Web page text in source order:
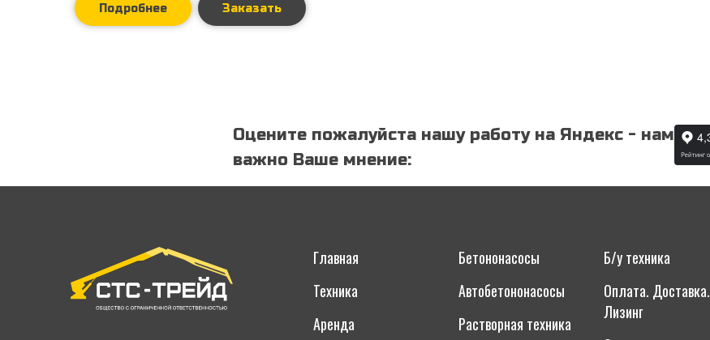
Подробнее Заказать
Оцените пожалуйста нашу работу на Яндекс - нам
важно Ваше мнение:
Главная
Техника
Аренда
Бетононасосы
Автобетононасосы
Растворная техника
Б/у техника
Оплата. Доставка.
Лизинг